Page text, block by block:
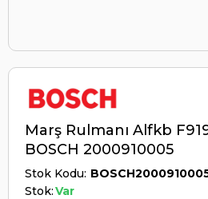
Marş Rulmanı Alfkb
BOSCH 2000910005
Stok Kodu
Stok:Var